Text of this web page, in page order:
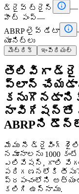
డ్రైవ్ ట్రైన్
 —
హీట్ పంప్—
ABRP లైవ్ డేటా 
యూనిట్లు
మెట్రిక్ ఇంపీరియల్
తెలివిగా
ప్లాన్
నావిగేషన్‌తో
ABRPని
మేము నీ డ్రైవింగ్
నమూనాలను 1000
ఎలివేషన్, గాలి
పరిగణనలోకి
ప్రపంచంలోని
కలిగి ఉన్నాము.